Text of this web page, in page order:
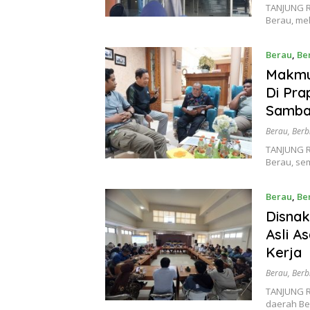
Berau,
Berau,
Di
Berau,
Berau,
Berau,
Asli
Kerja
Berau,
daerah